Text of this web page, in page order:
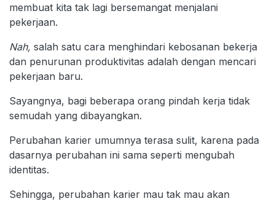
membuat kita tak lagi bersemangat menjalani
pekerjaan.
Nah, salah satu cara menghindari kebosanan bekerja
dan penurunan produktivitas adalah dengan mencari
pekerjaan baru.
Sayangnya, bagi beberapa orang pindah kerja tidak
semudah yang dibayangkan.
Perubahan karier umumnya terasa sulit, karena pada
dasarnya perubahan ini sama seperti mengubah
identitas.
Sehingga, perubahan karier mau tak mau akan